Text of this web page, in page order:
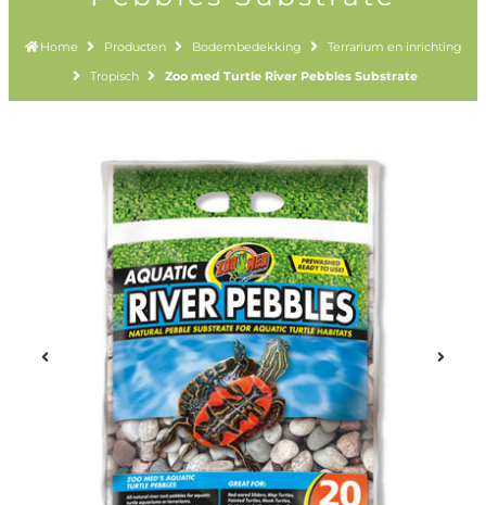
Home Producten Bodembedekking
Terrarium en inrichting
Tropisch
Zoo med Turtle River Pebbles Substrate